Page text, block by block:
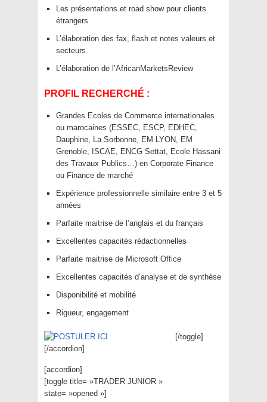
Les présentations et road show pour clients
étrangers
L’élaboration des fax, flash et notes valeurs et
secteurs
L’élaboration de l’AfricanMarketsReview
PROFIL RECHERCHÉ :
Grandes Ecoles de Commerce internationales
ou marocaines (ESSEC, ESCP, EDHEC,
Dauphine, La Sorbonne, EM LYON, EM
Grenoble, ISCAE, ENCG Settat, Ecole Hassani
des Travaux Publics…) en Corporate Finance
ou Finance de marché
Expérience professionnelle similaire entre 3 et 5
années
Parfaite maitrise de l’anglais et du français
Excellentes capacités rédactionnelles
Parfaite maitrise de Microsoft Office
Excellentes capacités d’analyse et de synthèse
Disponibilité et mobilité
Rigueur, engagement
[/toggle]
[/accordion]
[accordion]
[toggle title= »TRADER JUNIOR »
state= »opened »]